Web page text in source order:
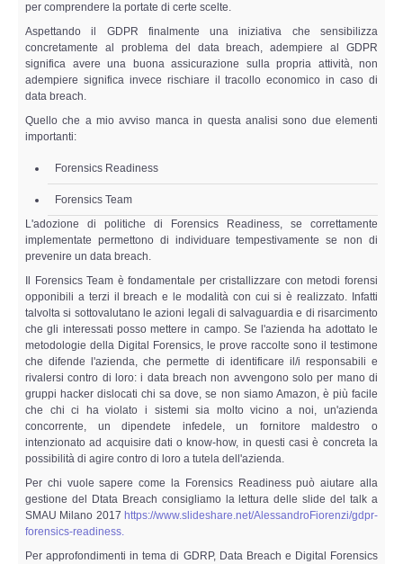
Copia/Acquisizione Forense Web
Indagini persone scomparse
Remote Digital Forensics
Sblocco PIN Smartphone
Recupero dati
Prevenzione Frode
CYBER SECURITY
Security Management
Risk Management
Incident Handling & Response
Log Management & SIEM
Vulnerability Assesment & Pen Test
per comprendere la portate di certe scelte.
Aspettando il GDPR finalmente una iniziativa che sensibilizza
concretamente al problema del data breach, adempiere al GDPR
significa avere una buona assicurazione sulla propria attività, non
adempiere significa invece rischiare il tracollo economico in caso di
data breach.
Quello che a mio avviso manca in questa analisi sono due elementi
importanti:
Forensics Readiness
Forensics Team
L'adozione di politiche di Forensics Readiness, se correttamente
implementate permettono di individuare tempestivamente se non di
prevenire un data breach.
Il Forensics Team è fondamentale per cristallizzare con metodi forensi
opponibili a terzi il breach e le modalità con cui si è realizzato. Infatti
talvolta si sottovalutano le azioni legali di salvaguardia e di risarcimento
che gli interessati posso mettere in campo. Se l'azienda ha adottato le
metodologie della Digital Forensics, le prove raccolte sono il testimone
che difende l'azienda, che permette di identificare il/i responsabili e
rivalersi contro di loro: i data breach non avvengono solo per mano di
gruppi hacker dislocati chi sa dove, se non siamo Amazon, è più facile
che chi ci ha violato i sistemi sia molto vicino a noi, un'azienda
concorrente, un dipendete infedele, un fornitore maldestro o
intenzionato ad acquisire dati o know-how, in questi casi è concreta la
possibilità di agire contro di loro a tutela dell'azienda.
Per chi vuole sapere come la Forensics Readiness può aiutare alla
gestione del Dtata Breach consigliamo la lettura delle slide del talk a
SMAU Milano 2017 https://www.slideshare.net/AlessandroFiorenzi/gdpr-
forensics-readiness.
Per approfondimenti in tema di GDRP, Data Breach e Digital Forensics